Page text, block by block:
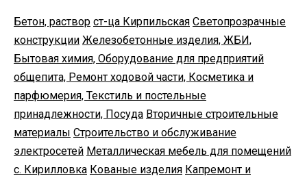
Бетон, раствор ст-ца Кирпильская Светопрозрачные
конструкции Железобетонные изделия, ЖБИ,
Бытовая химия, Оборудование для предприятий
общепита, Ремонт ходовой части, Косметика и
парфюмерия, Текстиль и постельные
принадлежности, Посуда Вторичные строительные
материалы Строительство и обслуживание
электросетей Металлическая мебель для помещений
с. Кирилловка Кованые изделия Капремонт и